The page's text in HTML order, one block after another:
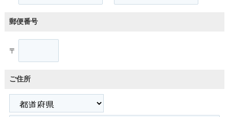
郵便番号
〒
ご住所